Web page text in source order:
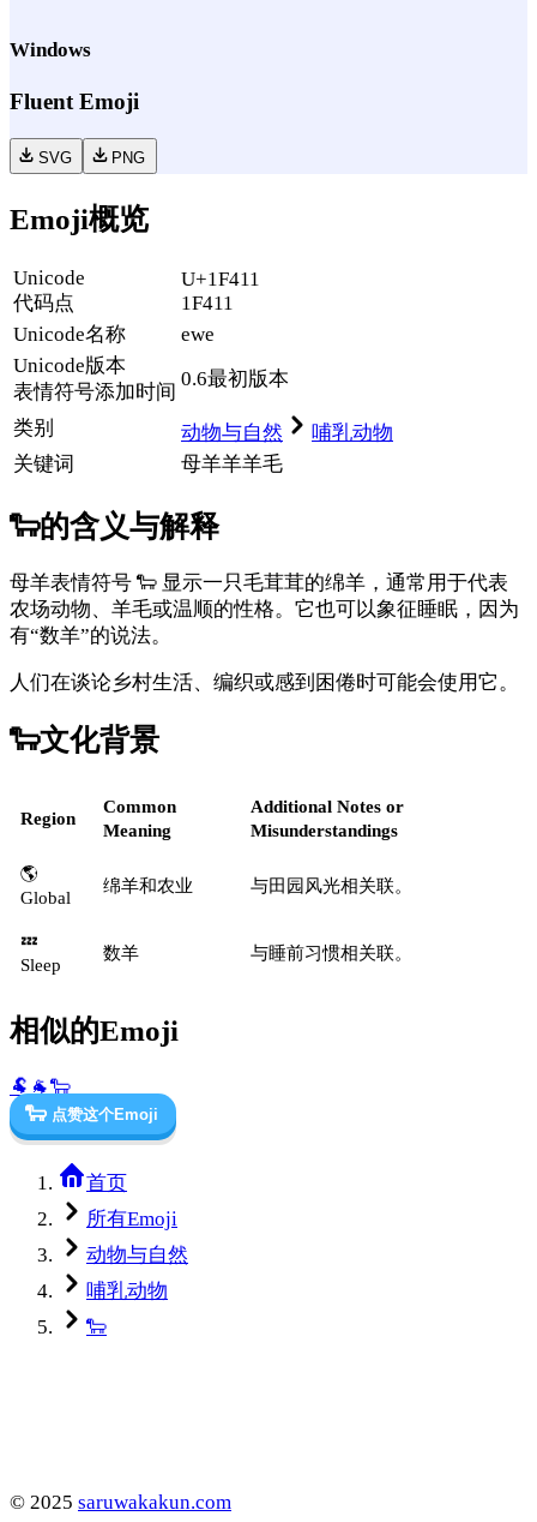
Windows
Fluent Emoji
SVG PNG
Emoji概览
Unicode
代码点
U+1F411
1F411
Unicode名称
ewe
Unicode版本
表情符号添加时间
0.6最初版本
类别 动物与自然
哺乳动物
关键词
母羊羊羊毛
🐑的含义与解释
母羊表情符号 🐑 显示一只毛茸茸的绵羊，通常用于代表
农场动物、羊毛或温顺的性格。它也可以象征睡眠，因为
有“数羊”的说法。
人们在谈论乡村生活、编织或感到困倦时可能会使用它。
🐑文化背景
Region
Common
Meaning
Additional Notes or
Misunderstandings
🌎
Global
绵羊和农业 与田园风光相关联。
💤
Sleep
数羊 与睡前习惯相关联。
相似的Emoji
🐏 🐐🐑
🐑 点赞这个Emoji
首页
所有Emoji
动物与自然
哺乳动物
🐑
© 2025 saruwakakun.com